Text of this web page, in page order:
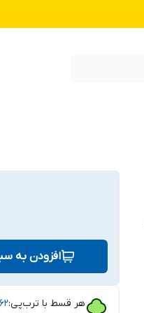
افزودن به
هر قسط با ترب‌پی: